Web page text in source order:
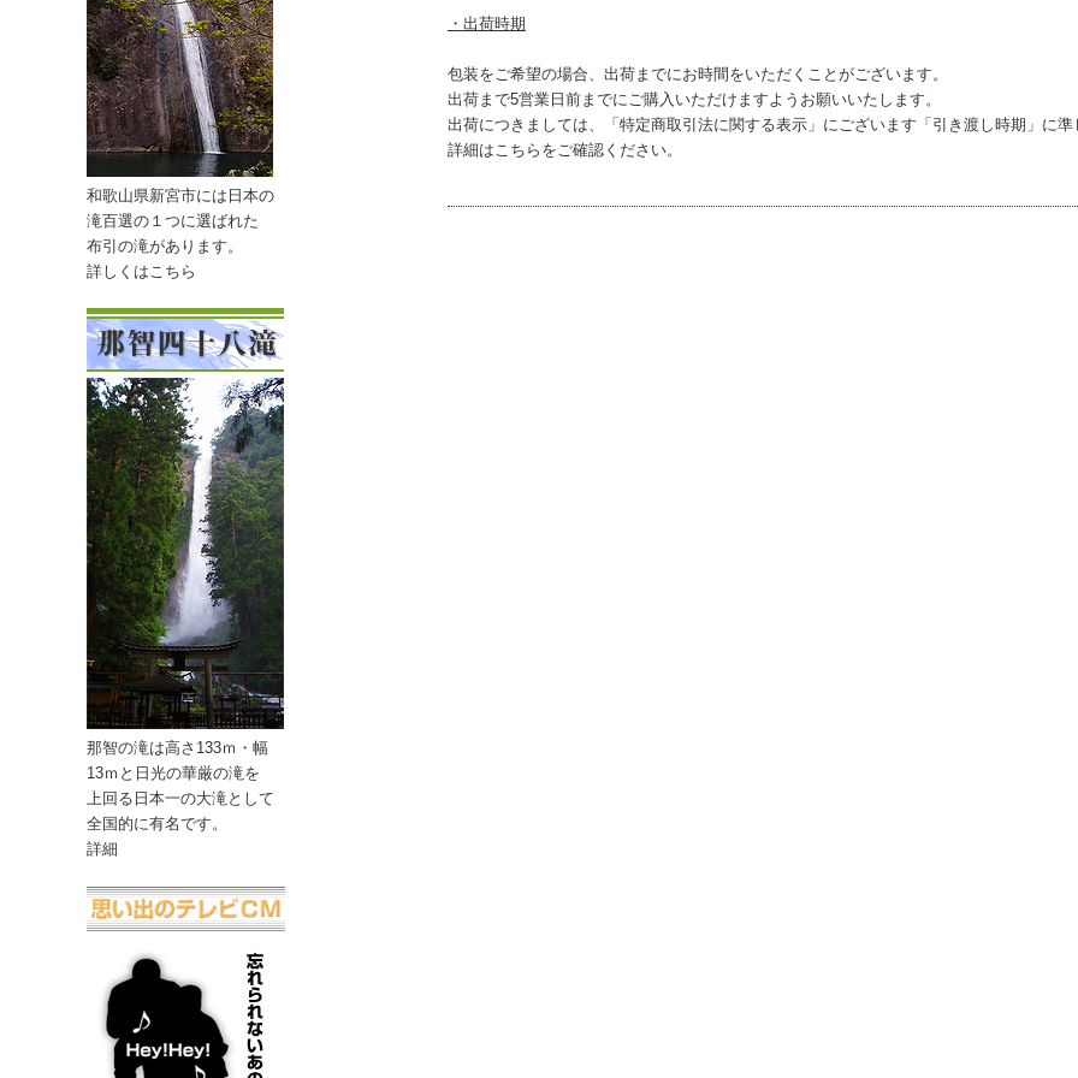
・出荷時期
包装をご希望の場合、出荷までにお時間をいただくことがございます。
出荷まで5営業日前までにご購入いただけますようお願いいたします。
出荷につきましては、「特定商取引法に関する表示」にございます「引き渡し時期」に準
詳細はこちらをご確認ください。
和歌山県新宮市には日本の
滝百選の１つに選ばれた
布引の滝があります。
詳しくはこちら
那智の滝は高さ133ｍ・幅
13ｍと日光の華厳の滝を
上回る日本一の大滝として
全国的に有名です。
詳細